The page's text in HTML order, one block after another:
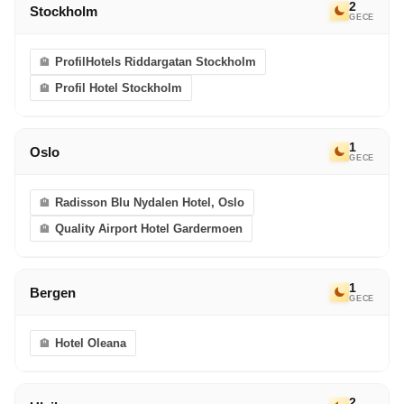
Stockholm 2
GECE
ProfilHotels Riddargatan Stockholm
Profil Hotel Stockholm
Oslo 1
GECE
Radisson Blu Nydalen Hotel, Oslo
Quality Airport Hotel Gardermoen
Bergen 1
GECE
Hotel Oleana